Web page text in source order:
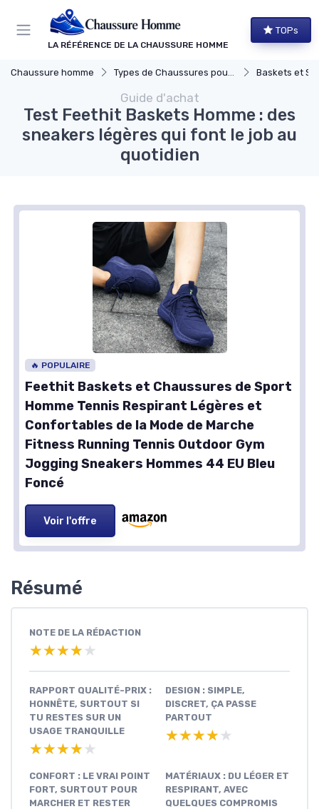
LA RÉFÉRENCE DE LA CHAUSSURE HOMME
TOPs
Chaussure homme Types de Chaussures pour Hommes Baskets et
Guide d'achat
Test Feethit Baskets Homme : des
sneakers légères qui font le job au
quotidien
🔥 POPULAIRE
Feethit Baskets et Chaussures de Sport
Homme Tennis Respirant Légères et
Confortables de la Mode de Marche
Fitness Running Tennis Outdoor Gym
Jogging Sneakers Hommes 44 EU Bleu
Foncé
Voir l'offre
Résumé
NOTE DE LA RÉDACTION
★★★★★
★★★★★
RAPPORT QUALITÉ-PRIX :
HONNÊTE, SURTOUT SI
TU RESTES SUR UN
USAGE TRANQUILLE
★★★★★
★★★★★
DESIGN : SIMPLE,
DISCRET, ÇA PASSE
PARTOUT
★★★★★
★★★★★
CONFORT : LE VRAI POINT
FORT, SURTOUT POUR
MARCHER ET RESTER
MATÉRIAUX : DU LÉGER ET
RESPIRANT, AVEC
QUELQUES COMPROMIS
Panneau de gestion des cookies